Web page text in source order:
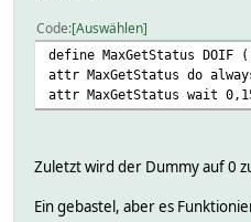
Code Auswählen
define MaxGetStatus DOIF
attr MaxGetStatus do
attr MaxGetStatus wait
Zuletzt wird der Dummy auf 0
Ein gebastel, aber es